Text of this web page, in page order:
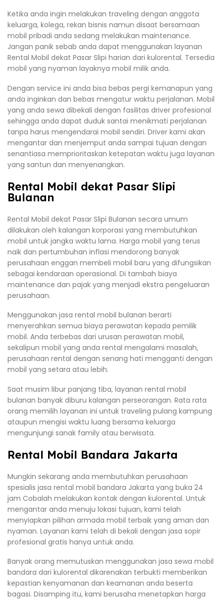
Ketika anda ingin melakukan traveling dengan anggota
keluarga, kolega, rekan bisnis namun disaat bersamaan
mobil pribadi anda sedang melakukan maintenance.
Jangan panik sebab anda dapat menggunakan layanan
Rental Mobil dekat Pasar Slipi harian dari kulorental. Tersedia
mobil yang nyaman layaknya mobil milik anda.
Dengan service ini anda bisa bebas pergi kemanapun yang
anda inginkan dan bebas mengatur waktu perjalanan. Mobil
yang anda sewa dibekali dengan fasilitas driver profesional
sehingga anda dapat duduk santai menikmati perjalanan
tanpa harus mengendarai mobil sendiri. Driver kami akan
mengantar dan menjemput anda sampai tujuan dengan
senantiasa memprioritaskan ketepatan waktu juga layanan
yang santun dan menyenangkan.
Rental Mobil dekat Pasar Slipi
Bulanan
Rental Mobil dekat Pasar Slipi Bulanan secara umum
dilakukan oleh kalangan korporasi yang membutuhkan
mobil untuk jangka waktu lama. Harga mobil yang terus
naik dan pertumbuhan inflasi mendorong banyak
perusahaan enggan membeli mobil baru yang difungsikan
sebagai kendaraan operasional. Di tambah biaya
maintenance dan pajak yang menjadi ekstra pengeluaran
perusahaan.
Menggunakan jasa rental mobil bulanan berarti
menyerahkan semua biaya perawatan kepada pemilik
mobil. Anda terbebas dari urusan perawatan mobil,
sekalipun mobil yang anda rental mengalami masalah,
perusahaan rental dengan senang hati mengganti dengan
mobil yang setara atau lebih.
Saat musim libur panjang tiba, layanan rental mobil
bulanan banyak diburu kalangan perseorangan. Rata rata
orang memilih layanan ini untuk traveling pulang kampung
ataupun mengisi waktu luang bersama keluarga
mengunjungi sanak family atau berwisata.
Rental Mobil Bandara Jakarta
Mungkin sekarang anda membutuhkan perusahaan
spesialis jasa rental mobil bandara Jakarta yang buka 24
jam Cobalah melakukan kontak dengan kulorental. Untuk
mengantar anda menuju lokasi tujuan, kami telah
menyiapkan pilihan armada mobil terbaik yang aman dan
nyaman. Layanan kami telah di bekali dengan jasa sopir
profesional gratis hanya untuk anda.
Banyak orang memutuskan menggunakan jasa sewa mobil
bandara dari kulorental dikarenakan terbukti memberikan
kepastian kenyamanan dan keamanan anda beserta
bagasi. Disamping itu, kami berusaha menetapkan harga